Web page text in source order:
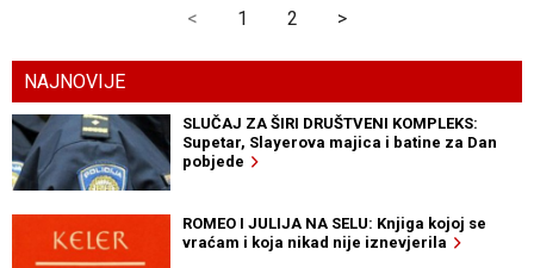
< 1 2 >
NAJNOVIJE
SLUČAJ ZA ŠIRI DRUŠTVENI KOMPLEKS:
Supetar, Slayerova majica i batine za Dan
pobjede
ROMEO I JULIJA NA SELU: Knjiga kojoj se
vraćam i koja nikad nije iznevjerila